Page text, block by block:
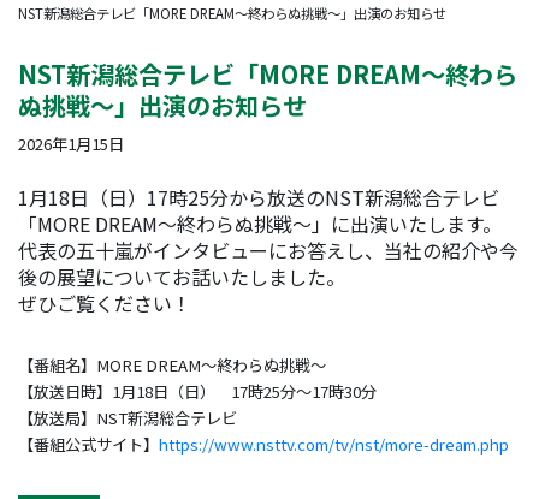
NST新潟総合テレビ「MORE DREAM～終わらぬ挑戦～」出演のお知らせ
NST新潟総合テレビ「MORE DREAM～終わら
ぬ挑戦～」出演のお知らせ
2026年1月15日
1月18日（日）17時25分から放送のNST新潟総合テレビ
「MORE DREAM～終わらぬ挑戦～」に出演いたします。
代表の五十嵐がインタビューにお答えし、当社の紹介や今
後の展望についてお話いたしました。
ぜひご覧ください！
【番組名】MORE DREAM～終わらぬ挑戦～
【放送日時】1月18日（日） 17時25分～17時30分
【放送局】NST新潟総合テレビ
【番組公式サイト】 https://www.nsttv.com/tv/nst/more-dream.php